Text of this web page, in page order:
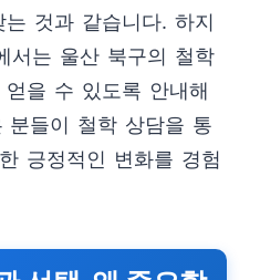
것과 같습니다. 하지
서는 울산 북구의 철학
을 수 있도록 안내해
분들이 철학 상담을 통
긍정적인 변화를 경험